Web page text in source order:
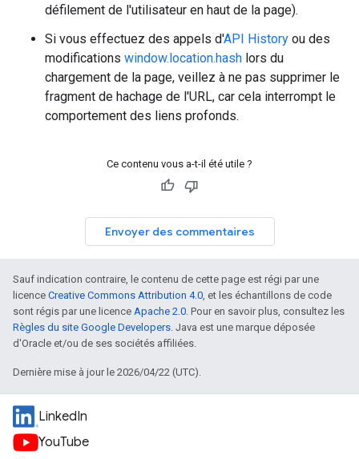
défilement de l'utilisateur en haut de la page).
Si vous effectuez des appels d'API History ou des
modifications window.location.hash lors du
chargement de la page, veillez à ne pas supprimer le
fragment de hachage de l'URL, car cela interrompt le
comportement des liens profonds.
Ce contenu vous a-t-il été utile ?
Envoyer des commentaires
Sauf indication contraire, le contenu de cette page est régi par une
licence Creative Commons Attribution 4.0, et les échantillons de code
sont régis par une licence Apache 2.0. Pour en savoir plus, consultez les
Règles du site Google Developers. Java est une marque déposée
d'Oracle et/ou de ses sociétés affiliées.
Dernière mise à jour le 2026/04/22 (UTC).
LinkedIn
YouTube